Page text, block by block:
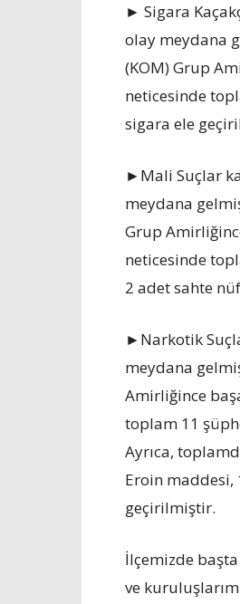
► Sigara
olay meydana
(KOM) Grup
neticesinde
sigara ele
►Mali Suçlar
meydana
Grup
neticesinde
2 adet sahte
►Narkotik
meydana
Amirliğince
toplam 11
Ayrıca,
Eroin maddesi,
geçirilmiştir.
İlçemizde
ve